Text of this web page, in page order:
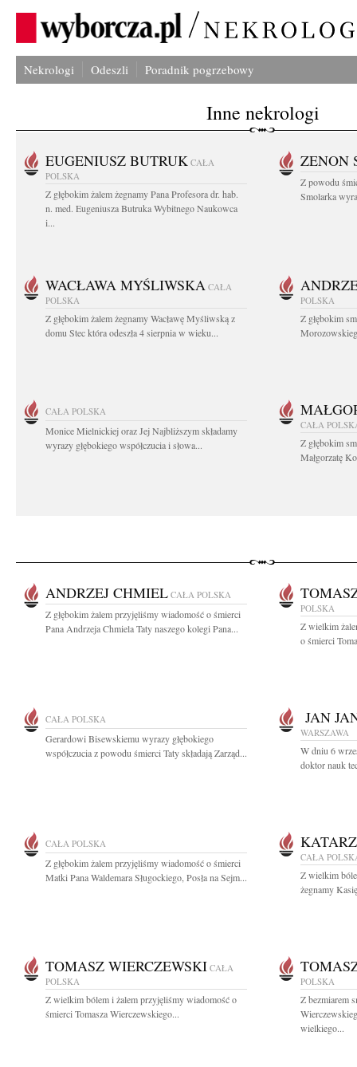
Nekrologi Odeszli Poradnik pogrzebowy
Inne nekrologi
EUGENIUSZ BUTRUK CAŁA
POLSKA
Z głębokim żalem żegnamy Pana Profesora dr. hab.
n. med. Eugeniusza Butruka Wybitnego Naukowca
i...
ZENON
Z powodu
Smolarka
WACŁAWA MYŚLIWSKA CAŁA
POLSKA
Z głębokim żalem żegnamy Wacławę Myśliwską z
domu Stec która odeszła 4 sierpnia w wieku...
POLSKA
Z głębokim
CAŁA POLSKA
Monice Mielnickiej oraz Jej Najbliższym składamy
wyrazy głębokiego współczucia i słowa...
CAŁA
Z głębokim
Małgorzatę
ANDRZEJ CHMIEL CAŁA POLSKA
Z głębokim żalem przyjęliśmy wiadomość o śmierci
Pana Andrzeja Chmiela Taty naszego kolegi Pana...
POLSKA
Z wielkim
o śmierci
CAŁA POLSKA
Gerardowi Bisewskiemu wyrazy głębokiego
współczucia z powodu śmierci Taty składają Zarząd...
JAN
WARSZAWA
W dniu 6
doktor nauk
CAŁA POLSKA
Z głębokim żalem przyjęliśmy wiadomość o śmierci
Matki Pana Waldemara Sługockiego, Posła na Sejm...
CAŁA
Z wielkim
żegnamy
TOMASZ WIERCZEWSKI CAŁA
POLSKA
Z wielkim bólem i żalem przyjęliśmy wiadomość o
śmierci Tomasza Wierczewskiego...
POLSKA
Z bezmiarem
wielkiego...